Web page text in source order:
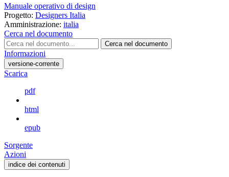
Manuale operativo di design
Progetto: Designers Italia
Amministrazione: italia
Cerca nel documento
Cerca nel documento
Informazioni
versione-corrente
Scarica
pdf
html
epub
Sorgente
Azioni
indice dei contenuti